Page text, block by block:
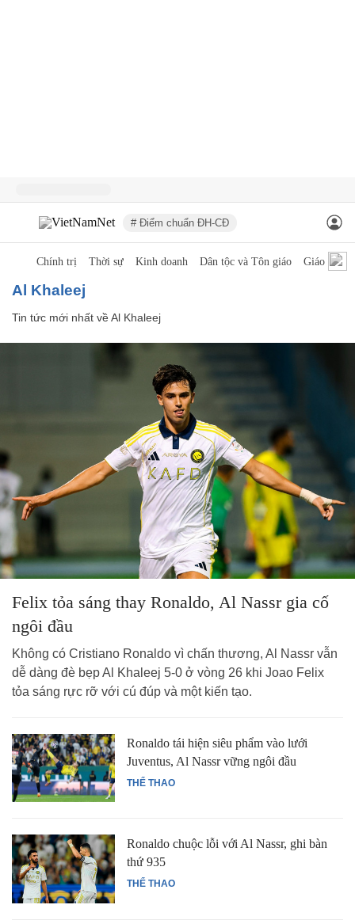
# Điểm chuẩn ĐH-CĐ
Chính trị Thời sự Kinh doanh Dân tộc và Tôn giáo Giáo dục
Al Khaleej
Tin tức mới nhất vềAl Khaleej
Felix tỏa sáng thay Ronaldo, Al Nassr gia cố
ngôi đầu
Không có Cristiano Ronaldo vì chấn thương, Al Nassr vẫn
dễ dàng đè bẹp Al Khaleej 5-0 ở vòng 26 khi Joao Felix
tỏa sáng rực rỡ với cú đúp và một kiến tạo.
THỂ THAO
Ronaldo tái hiện siêu phẩm vào lưới
Juventus, Al Nassr vững ngôi đầu
THỂ THAO
Ronaldo chuộc lỗi với Al Nassr, ghi bàn
thứ 935